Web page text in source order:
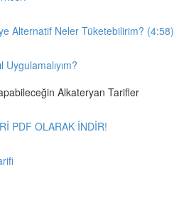
Alternatif Neler Tüketebilirim? (4:58)
Uygulamalıyım?
Alkateryan Tarifler
PDF OLARAK İNDİR!